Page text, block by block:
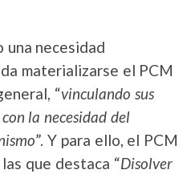
una necesidad
materializarse el PCM
“vinculando sus
la necesidad del
”. Y para ello, el PCM
que destaca “Disolver